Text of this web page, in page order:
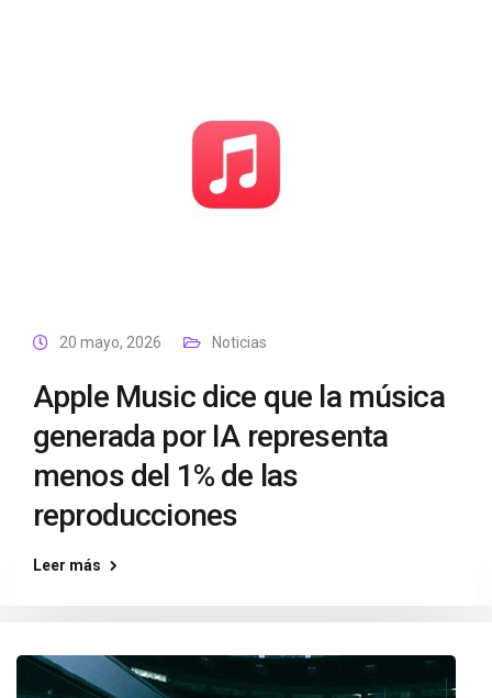
20 mayo, 2026 Noticias
Apple Music dice que la música
generada por IA representa
menos del 1% de las
reproducciones
Leer más